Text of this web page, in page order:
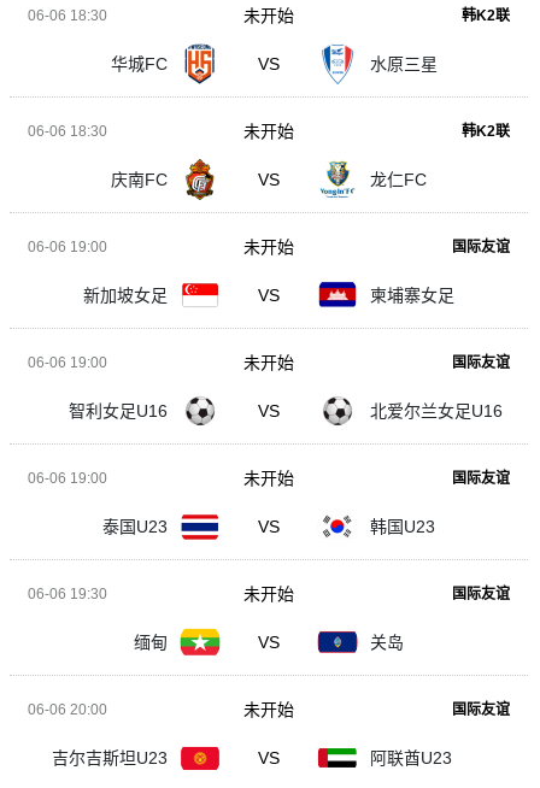
06-06 18:30 韩K2联
华城FC VS 水原三星
未开始
06-06 18:30 韩K2联
庆南FC VS 龙仁FC
未开始
06-06 19:00 国际友谊
新加坡女足 VS 柬埔寨女足
未开始
06-06 19:00 国际友谊
智利女足U16 VS 北爱尔兰女足U16
未开始
06-06 19:00 国际友谊
泰国U23 VS 韩国U23
未开始
06-06 19:30 国际友谊
缅甸 VS 关岛
未开始
06-06 20:00 国际友谊
吉尔吉斯坦U23 VS 阿联酋U23
未开始